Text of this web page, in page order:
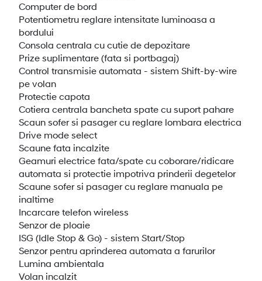
Computer de bord
Potentiometru reglare intensitate luminoasa a
bordului
Consola centrala cu cutie de depozitare
Prize suplimentare (fata si portbagaj)
Control transmisie automata - sistem Shift-by-wire
pe volan
Protectie capota
Cotiera centrala bancheta spate cu suport pahare
Scaun sofer si pasager cu reglare lombara electrica
Drive mode select
Scaune fata incalzite
Geamuri electrice fata/spate cu coborare/ridicare
automata si protectie impotriva prinderii degetelor
Scaune sofer si pasager cu reglare manuala pe
inaltime
Incarcare telefon wireless
Senzor de ploaie
ISG (Idle Stop & Go) - sistem Start/Stop
Senzor pentru aprinderea automata a farurilor
Lumina ambientala
Volan incalzit